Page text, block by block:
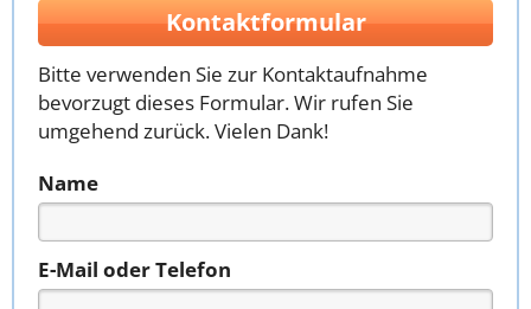
Kontaktformular
Bitte verwenden Sie zur Kontaktaufnahme
bevorzugt dieses Formular. Wir rufen Sie
umgehend zurück. Vielen Dank!
Name
E-Mail oder Telefon